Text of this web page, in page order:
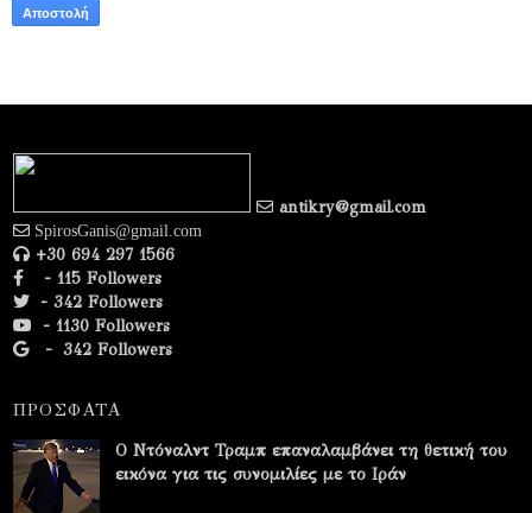
antikry@gmail.com
SpirosGanis@gmail.com
+30 694 297 1566
- 115 Followers
- 342 Followers
- 1130 Followers
- 342 Followers
ΠΡΟΣΦΑΤΑ
Ο Ντόναλντ Τραμπ επαναλαμβάνει τη θετική του
εικόνα για τις συνομιλίες με το Ιράν